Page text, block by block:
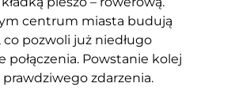
centrum miasta budują
pozwoli już niedługo
Powstanie kolej
zdarzenia.